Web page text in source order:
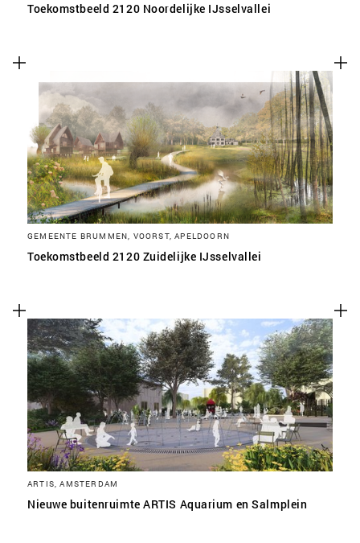
Toekomstbeeld 2120 Noordelijke IJsselvallei
GEMEENTE BRUMMEN, VOORST, APELDOORN
Toekomstbeeld 2120 Zuidelijke IJsselvallei
ARTIS, AMSTERDAM
Nieuwe buitenruimte ARTIS Aquarium en Salmplein